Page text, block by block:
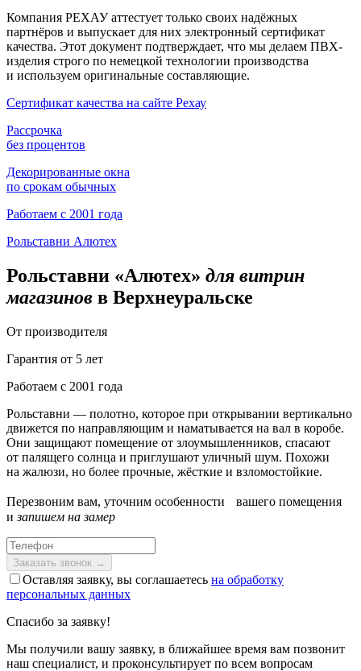
Компания РЕХАУ аттестует только своих надёжных
партнёров и выпускает для них электронный сертификат
качества. Этот документ подтверждает, что мы делаем ПВХ-
изделия строго по немецкой технологии производства
и используем оригинальные составляющие.
Сертификат качества на сайте Рехау
Рассрочка
без процентов
Декорированные окна
по срокам обычных
Работаем с 2001 года
Рольставни Алютех
Рольставни «Алютех» для витрин
магазинов в Верхнеуральске
От производителя
Гарантия от 5 лет
Работаем с 2001 года
Рольставни — полотно, которое при открывании вертикально
движется по направляющим и наматывается на вал в коробе.
Они защищают помещение от злоумышленников, спасают
от палящего солнца и приглушают уличный шум. Похожи
на жалюзи, но более прочные, жёсткие и взломостойкие.
Перезвоним вам, уточним особенности вашего помещения
изапишем на замер
Оставляя заявку, вы соглашаетесь на обработку
персональных данных
Спасибо за заявку!
Мы получили вашу заявку, в ближайшее время вам позвонит
наш специалист, и проконсультирует по всем вопросам